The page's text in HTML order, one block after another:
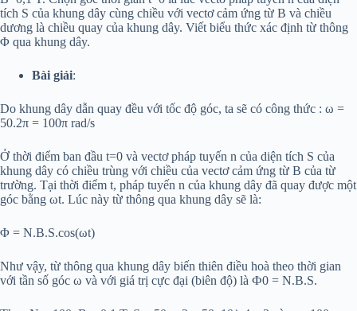
tích S của khung dây cùng chiều với vectơ cảm ứng từ B và chiều
dương là chiều quay của khung dây. Viết biểu thức xác định từ thông
Φ qua khung dây.
Bài giải:
Do khung dây dẫn quay đều với tốc độ góc, ta sẽ có công thức : ω =
50.2π = 100π rad/s
Ở thời điểm ban đầu t=0 và vectơ pháp tuyến n của diện tích S của
khung dây có chiều trùng với chiều của vectơ cảm ứng từ B của từ
trường. Tại thời điểm t, pháp tuyến n của khung dây đã quay được một
góc bằng ωt. Lúc này từ thông qua khung dây sẽ là:
Φ = N.B.S.cos(ωt)
Như vậy, từ thông qua khung dây biến thiên điều hoà theo thời gian
với tần số góc ω và với giá trị cực đại (biên độ) là Ф0 = N.B.S.